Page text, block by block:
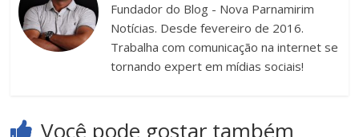
Fundador do Blog - Nova Parnamirim
Notícias. Desde fevereiro de 2016.
Trabalha com comunicação na internet se
tornando expert em mídias sociais!
Você pode gostar também